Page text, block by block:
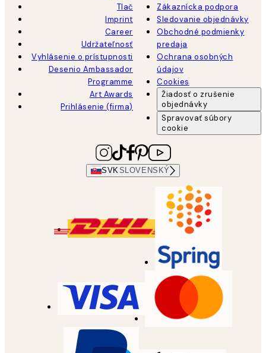
Tlač
Imprint
Career
Udržateľnosť
Vyhlásenie o prístupnosti
Desenio Ambassador
Programme
Art Awards
Prihlásenie (firma)
Zákaznícka podpora
Sledovanie objednávky
Obchodné podmienky
predaja
Ochrana osobných
údajov
Cookies
Žiadosť o zrušenie
objednávky
Spravovať súbory
cookie
SVKSLOVENSKÝ